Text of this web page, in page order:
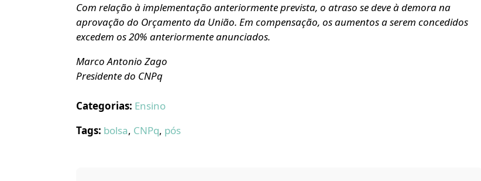
Com relação à implementação anteriormente prevista, o atraso se deve à demora na
aprovação do Orçamento da União. Em compensação, os aumentos a serem concedidos
excedem os 20% anteriormente anunciados.
Marco Antonio Zago
Presidente do CNPq
Categorias: Ensino
Tags: bolsa, CNPq, pós